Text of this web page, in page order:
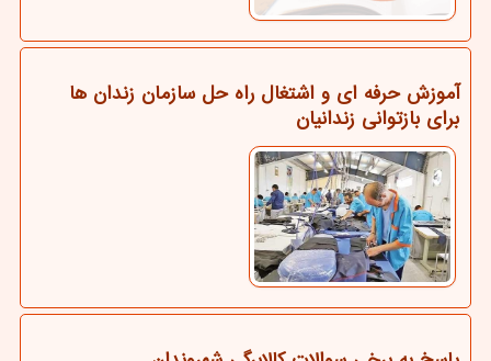
آموزش حرفه ای و اشتغال راه حل سازمان زندان ها
برای بازتوانی زندانیان